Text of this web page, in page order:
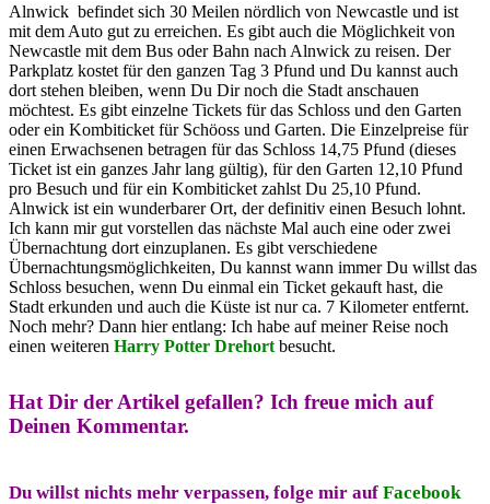
Alnwick befindet sich 30 Meilen nördlich von Newcastle und ist
mit dem Auto gut zu erreichen. Es gibt auch die Möglichkeit von
Newcastle mit dem Bus oder Bahn nach Alnwick zu reisen. Der
Parkplatz kostet für den ganzen Tag 3 Pfund und Du kannst auch
dort stehen bleiben, wenn Du Dir noch die Stadt anschauen
möchtest. Es gibt einzelne Tickets für das Schloss und den Garten
oder ein Kombiticket für Schöoss und Garten. Die Einzelpreise für
einen Erwachsenen betragen für das Schloss 14,75 Pfund (dieses
Ticket ist ein ganzes Jahr lang gültig), für den Garten 12,10 Pfund
pro Besuch und für ein Kombiticket zahlst Du 25,10 Pfund.
Alnwick ist ein wunderbarer Ort, der definitiv einen Besuch lohnt.
Ich kann mir gut vorstellen das nächste Mal auch eine oder zwei
Übernachtung dort einzuplanen. Es gibt verschiedene
Übernachtungsmöglichkeiten, Du kannst wann immer Du willst das
Schloss besuchen, wenn Du einmal ein Ticket gekauft hast, die
Stadt erkunden und auch die Küste ist nur ca. 7 Kilometer entfernt.
Noch mehr? Dann hier entlang: Ich habe auf meiner Reise noch
einen weiteren Harry Potter Drehort besucht.
Hat Dir der Artikel gefallen? Ich freue mich auf
Deinen Kommentar.
Du willst nichts mehr verpassen, folge mir auf Facebook